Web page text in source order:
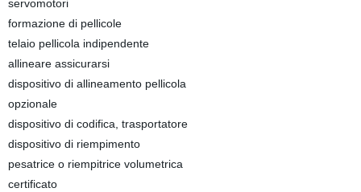
servomotori
formazione di pellicole
telaio pellicola indipendente
allineare assicurarsi
dispositivo di allineamento pellicola
opzionale
dispositivo di codifica, trasportatore
dispositivo di riempimento
pesatrice o riempitrice volumetrica
certificato